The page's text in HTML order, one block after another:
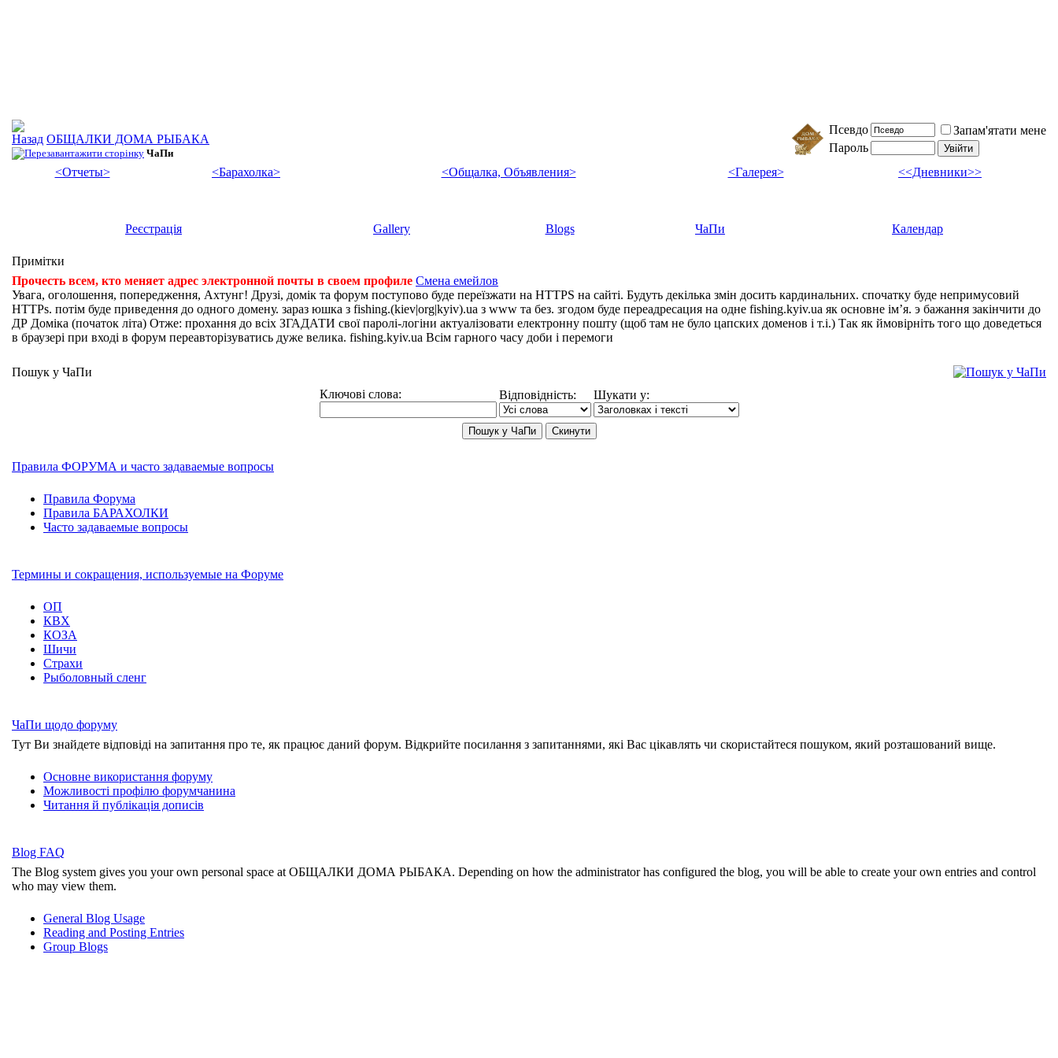
ОБЩАЛКИ ДОМА РЫБАКА
ЧаПи
Псевдо
Запам'ятати мене
Пароль
<Отчеты>
<Барахолка> <Общалка, Объявления> <Галерея> <<Дневники>>
Реєстрація Gallery Blogs ЧаПи Календар
Примітки
Прочесть всем, кто меняет адрес электронной почты в своем профиле Смена емейлов
Увага, оголошення, попередження, Ахтунг! Друзі, домік та форум поступово буде переїзжати на HTTPS на сайті. Будуть декілька змін досить кардинальних. спочатку буде непримусовий
HTTPs. потім буде приведення до одного домену. зараз юшка з fishing.(kiev|org|kyiv).ua з www та без. згодом буде переадресация на одне fishing.kyiv.ua як основне імʼя. э бажання закінчити до
ДР Доміка (початок літа) Отже: прохання до всіх ЗГАДАТИ свої паролі-логіни актуалізовати електронну пошту (щоб там не було цапских доменов і т.і.) Так як ймовірніть того що доведеться
в браузері при вході в форум переавторізуватись дуже велика. fishing.kyiv.ua Всім гарного часу доби і перемоги
Пошук у ЧаПи
Ключові слова:
Відповідність: Шукати у:
Правила ФОРУМА и часто задаваемые вопросы
Правила Форума
Правила БАРАХОЛКИ
Часто задаваемые вопросы
Термины и сокращения, используемые на Форуме
ОП
КВХ
КОЗА
Шичи
Страхи
Рыболовный сленг
ЧаПи щодо форуму
Тут Ви знайдете відповіді на запитання про те, як працює даний форум. Відкрийте посилання з запитаннями, які Вас цікавлять чи скористайтеся пошуком, який розташований вище.
Основне використання форуму
Можливості профілю форумчанина
Читання й публікація дописів
Blog FAQ
The Blog system gives you your own personal space at ОБЩАЛКИ ДОМА РЫБАКА. Depending on how the administrator has configured the blog, you will be able to create your own entries and control
who may view them.
General Blog Usage
Reading and Posting Entries
Group Blogs